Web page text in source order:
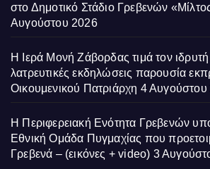
στο Δημοτικό Στάδιο Γρεβενών
Αυγούστου 2026
Η Ιερά Μονή Ζάβορδας τιμά τον ιδρυτή
λατρευτικές εκδηλώσεις παρουσία
Οικουμενικού Πατριάρχη 4 Αυγούστου
Η Περιφερειακή Ενότητα Γρεβενών
Εθνική Ομάδα Πυγμαχίας που
Γρεβενά – (εικόνες + video) 3